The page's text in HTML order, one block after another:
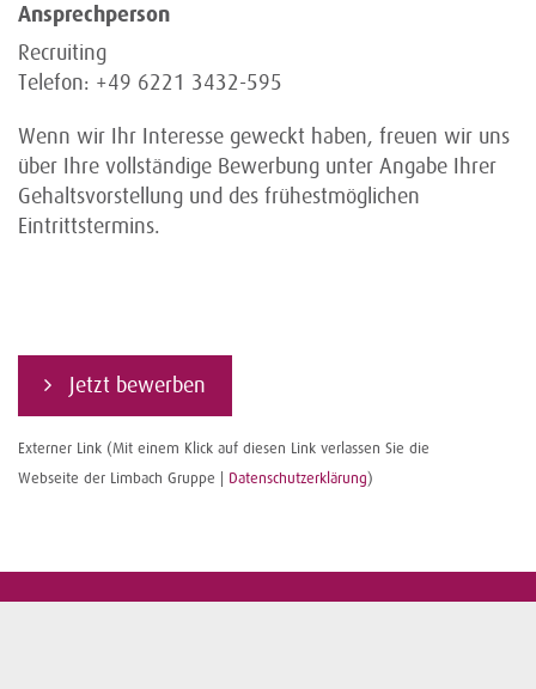
Ansprechperson
Recruiting
Telefon: +49 6221 3432-595
Wenn wir Ihr Interesse geweckt haben, freuen wir uns
über Ihre vollständige Bewerbung unter Angabe Ihrer
Gehaltsvorstellung und des frühestmöglichen
Eintrittstermins.
Jetzt bewerben
Externer Link (Mit einem Klick auf diesen Link verlassen Sie die
Webseite der Limbach Gruppe | Datenschutzerklärung)